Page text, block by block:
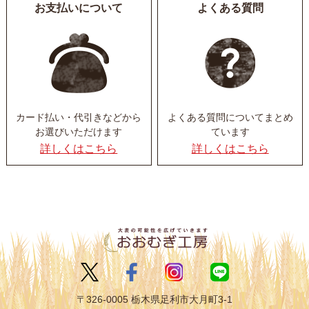
お支払いについて
カード払い・代引きなどから
お選びいただけます
詳しくはこちら
よくある質問
よくある質問について まとめ
ています
詳しくはこちら
〒326-0005 栃木県足利市大月町3-1